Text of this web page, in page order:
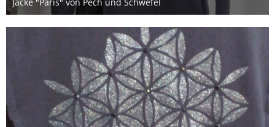
Jacke "Paris" von Pech und Schwefel
6. November 2017